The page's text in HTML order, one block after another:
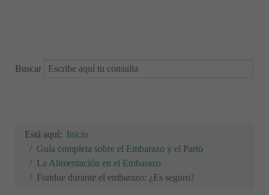
Buscar
Está aquí: Inicio
Guía completa sobre el Embarazo y el Parto
La Alimentación en el Embarazo
Fondue durante el embarazo: ¿Es seguro?